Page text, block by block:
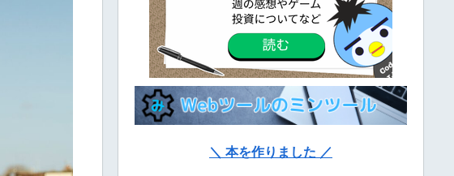
＼ 本を作りました ／